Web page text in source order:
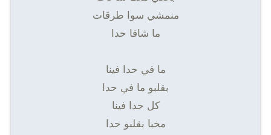
منمشي سوا طرقات
ما شافا حدا
ما في حدا فينا
بقلبو ما في حدا
كل حدا فينا
مخبا بقلبو حدا